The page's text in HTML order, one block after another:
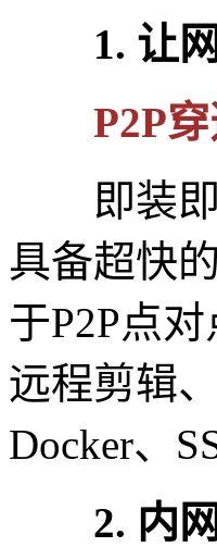
1. 让网
P2P穿
即装即
具备超快
于P2P点
远程剪辑
Docker、
2. 内网